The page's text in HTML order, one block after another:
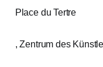
Place du Tertre
, Zentrum des